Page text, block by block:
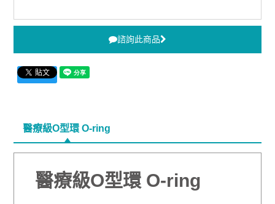
諮詢此商品
醫療級O型環 O-ring
醫療級O型環 O-ring